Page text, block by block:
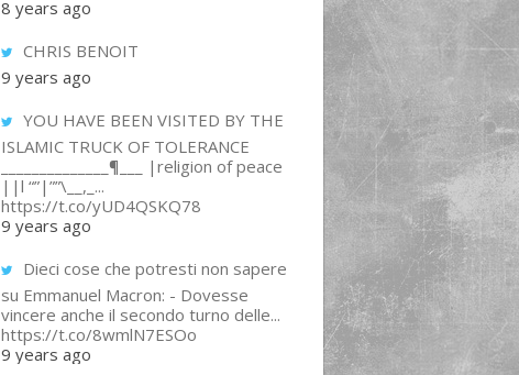
8 years ago
CHRIS BENOIT
9 years ago
YOU HAVE BEEN VISITED BY THE
ISLAMIC TRUCK OF TOLERANCE
______________¶___ |religion of peace
||l “”|””\__,_...
https://t.co/yUD4QSKQ78
9 years ago
Dieci cose che potresti non sapere
su Emmanuel Macron: - Dovesse
vincere anche il secondo turno delle...
https://t.co/8wmlN7ESOo
9 years ago